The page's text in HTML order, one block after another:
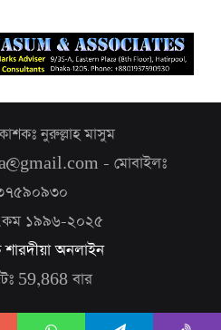
নুরুল্লাহ মাসুম
- মোবাইলঃ
১৯৯৬-২০২৫
অনলাইন
59,868বার